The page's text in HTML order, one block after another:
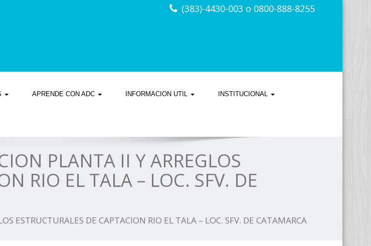
(383)-4430-003 o 0800-888-8255
APRENDE CON ADC INFORMACION UTIL INSTITUCIONAL
PLANTA II Y ARREGLOS
RIO EL TALA – LOC. SFV. DE
ESTRUCTURALES DE CAPTACION RIO EL TALA – LOC. SFV. DE CATAMARCA